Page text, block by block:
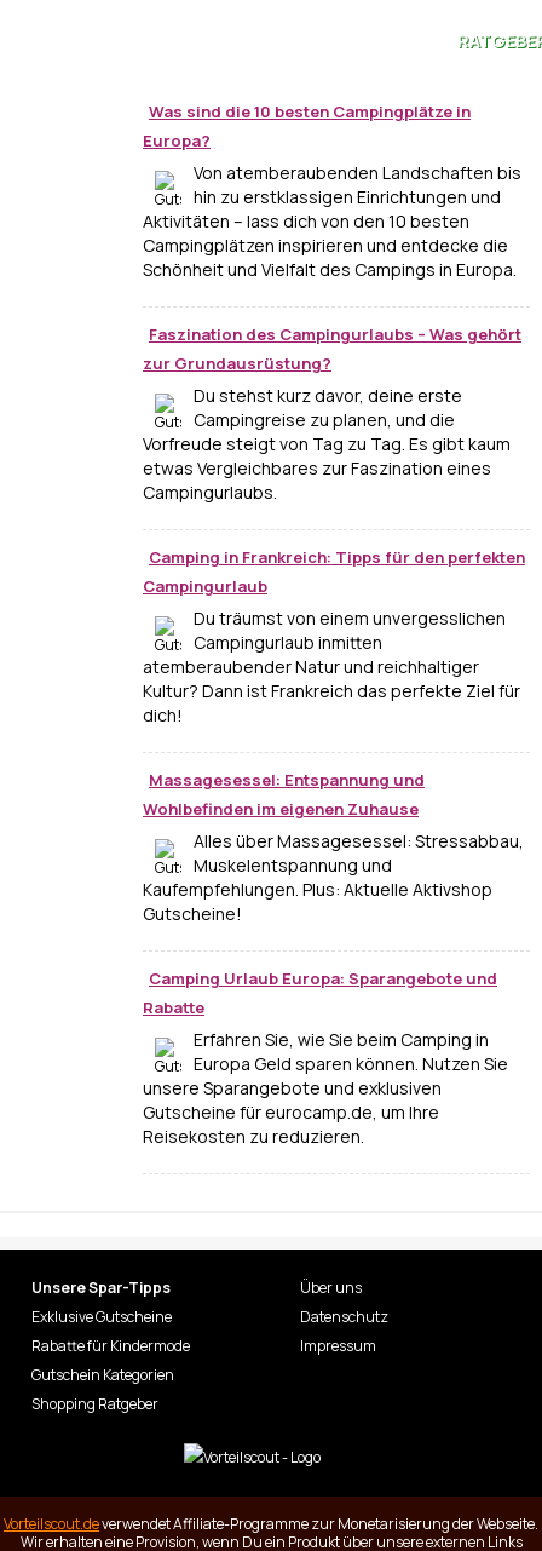
Was sind die 10 besten Campingplätze in
Europa?
Von atemberaubenden Landschaften bis
hin zu erstklassigen Einrichtungen und
Aktivitäten – lass dich von den 10 besten
Campingplätzen inspirieren und entdecke die
Schönheit und Vielfalt des Campings in Europa.
Faszination des Campingurlaubs – Was gehört
zur Grundausrüstung?
Du stehst kurz davor, deine erste
Campingreise zu planen, und die
Vorfreude steigt von Tag zu Tag. Es gibt kaum
etwas Vergleichbares zur Faszination eines
Campingurlaubs.
Camping in Frankreich: Tipps für den perfekten
Campingurlaub
Du träumst von einem unvergesslichen
Campingurlaub inmitten
atemberaubender Natur und reichhaltiger
Kultur? Dann ist Frankreich das perfekte Ziel für
dich!
Massagesessel: Entspannung und
Wohlbefinden im eigenen Zuhause
Alles über Massagesessel: Stressabbau,
Muskelentspannung und
Kaufempfehlungen. Plus: Aktuelle Aktivshop
Gutscheine!
Camping Urlaub Europa: Sparangebote und
Rabatte
Erfahren Sie, wie Sie beim Camping in
Europa Geld sparen können. Nutzen Sie
unsere Sparangebote und exklusiven
Gutscheine für eurocamp.de, um Ihre
Reisekosten zu reduzieren.
Unsere Spar-Tipps
Exklusive Gutscheine
Rabatte für Kindermode
Gutschein Kategorien
Shopping Ratgeber
Über uns
Datenschutz
Impressum
Vorteilscout.deverwendet Affiliate-Programme zur Monetarisierung der Webseite.
Wir erhalten eine Provision, wenn Du ein Produkt über unsere externen Links